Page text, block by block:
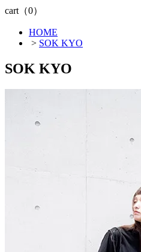
cart（0）
HOME
> SOK KYO
SOK KYO